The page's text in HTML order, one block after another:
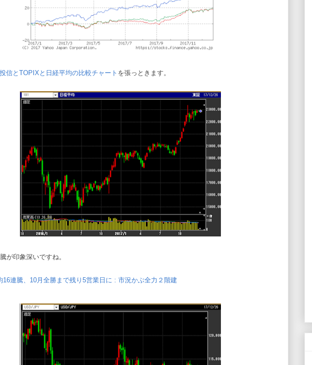
信とTOPIXと日経平均の比較チャート を張っときます。
が印象深いですね。
16連騰、10月全勝まで残り5営業日に : 市況かぶ全力２階建